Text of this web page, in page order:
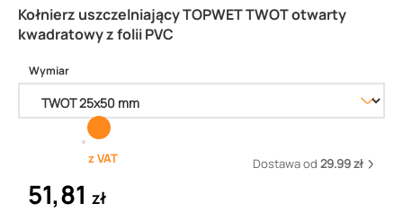
Kołnierz uszczelniający TOPWET TWOT otwarty
kwadratowy z folii PVC
Wymiar
z VAT Dostawa od 29.99 zł
51,81 zł